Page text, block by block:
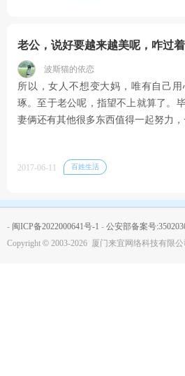
老公，说好要越来越美呢，咋过
波斯猫的依恋
所以，女人不想变大妈，唯有自己
琢。至于老公呢，指望不上就算了。
妻俩还有其他很多东西值得一起努力，
2017-06-11 百姓生活
- 闽ICP备2022000641号-1 - 公安部备案号
Copyright © 2003-2026 厦门来宜网络科技有限